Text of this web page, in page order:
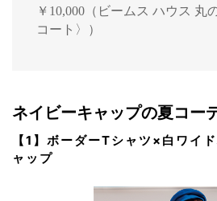
￥10,000（ビームス ハウス 丸
コート〉）
ネイビーキャップの夏コー
【1】ボーダーTシャツ×白ワイ
ャップ